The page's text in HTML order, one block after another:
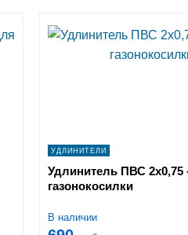
УДЛИНИТЕЛИ
Удлинитель ПВС 2х0,75
газонокосилки
В наличии